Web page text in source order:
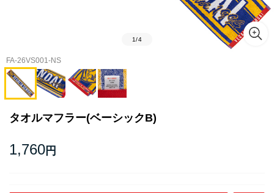
1/4
FA-26VS001-NS
タオルマフラー(ベーシックB)
1,760 円